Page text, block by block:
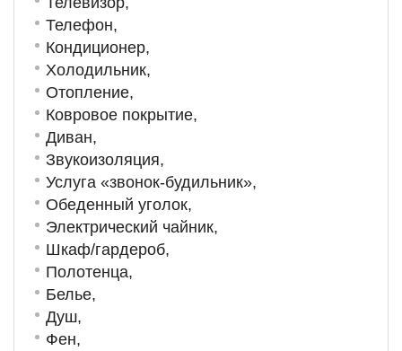
Телефон,
Кондиционер,
Холодильник,
Отопление,
Ковровое покрытие,
Диван,
Звукоизоляция,
Услуга «звонок-будильник»,
Обеденный уголок,
Электрический чайник,
Шкаф/гардероб,
Полотенца,
Белье,
Душ,
Фен,